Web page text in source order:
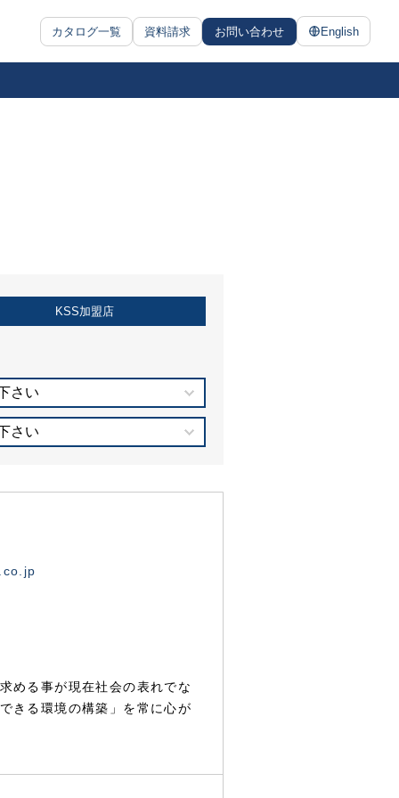
カタログ一覧 資料請求 お問い合わせ English
KSS加盟店
さい
さい
める事が現在社会の表れでな
きる環境の構築」を常に心が